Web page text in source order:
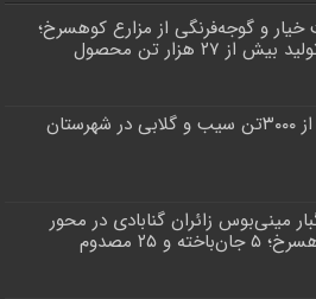
خیار و گوجه‌فرنگی از مزارع کوهسرخ؛
۲۷ هزار تن محصول
تولید بیش از ۳۰۰۰تن سیب و گلابی در شهرستان
مینی‌بوس زائران گنابادی در محور
و ۲۵ مصدوم